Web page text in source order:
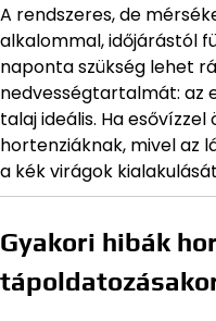
A rendszeres, de
alkalommal, időjárástól
naponta szükség lehet
nedvességtartalmát: az
talaj ideális. Ha
hortenziáknak, mivel az
a kék virágok
Gyakori hibák